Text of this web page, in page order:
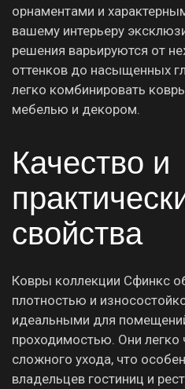
орнаментами и
вашему интерьеру
решения варьируются от
оттенков до насыщенных
легко комбинировать
мебелью и декором.
Качество и
свойства
Ковры коллекции Сфинкс
плотностью и
идеальными для
проходимостью. Они легко
сложного ухода, что
владельцев гостиниц и